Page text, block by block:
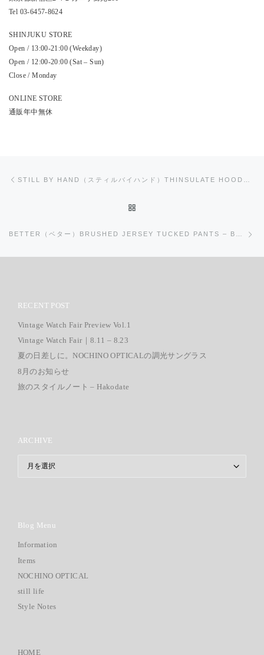
Tel 03-6457-8624
SHINJUKU STORE
Open / 13:00-21:00 (Weekday)
Open / 12:00-20:00 (Sat – Sun)
Close / Monday
ONLINE STORE
通販年中無休
RECENT POST
Vintage Watch Fair Preview Vol.1
Vintage Watch Fair｜8.11 – 8.23
夏の日差しに。NOCHINO OPTICALの調光サングラス
8月のお知らせ
旅のスタイルノート – Hakodate
ARCHIVE
Blog Menu
Information
Items
NOCHINO OPTICAL
still life
Style Notes
HOME